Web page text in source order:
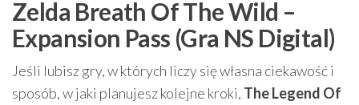
Zelda Breath Of The Wild –
Expansion Pass (Gra NS Digital)
Jeśli lubisz gry, w których liczy się własna ciekawość i
sposób, w jaki planujesz kolejne kroki, The Legend Of